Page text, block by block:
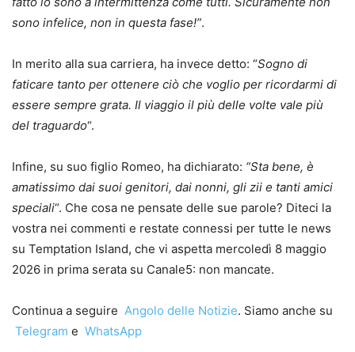
sono infelice, non in questa fase!”.
In merito alla sua carriera, ha invece detto: “Sogno di
faticare tanto per ottenere ciò che voglio per ricordarmi di
essere sempre grata. Il viaggio il più delle volte vale più
del traguardo“.
Infine, su suo figlio Romeo, ha dichiarato: “Sta bene, è
amatissimo dai suoi genitori, dai nonni, gli zii e tanti amici
speciali“. Che cosa ne pensate delle sue parole? Diteci la
vostra nei commenti e restate connessi per tutte le news
su Temptation Island, che vi aspetta mercoledì 8 maggio
2026 in prima serata su Canale5: non mancate.
Continua a seguire Angolo delle Notizie. Siamo anche su
Telegram e WhatsApp